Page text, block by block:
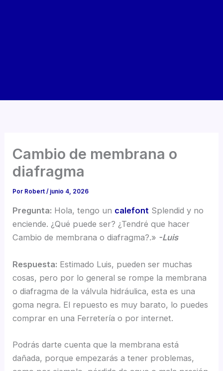
Cambio de membrana o
diafragma
Por Robert/ junio 4, 2026
Pregunta: Hola, tengo un calefont Splendid y no
enciende. ¿Qué puede ser? ¿Tendré que hacer
Cambio de membrana o diafragma?.» -Luis
Respuesta: Estimado Luis, pueden ser muchas
cosas, pero por lo general se rompe la membrana
o diafragma de la válvula hidráulica, esta es una
goma negra. El repuesto es muy barato, lo puedes
comprar en una Ferretería o por internet.
Podrás darte cuenta que la membrana está
dañada, porque empezarás a tener problemas,